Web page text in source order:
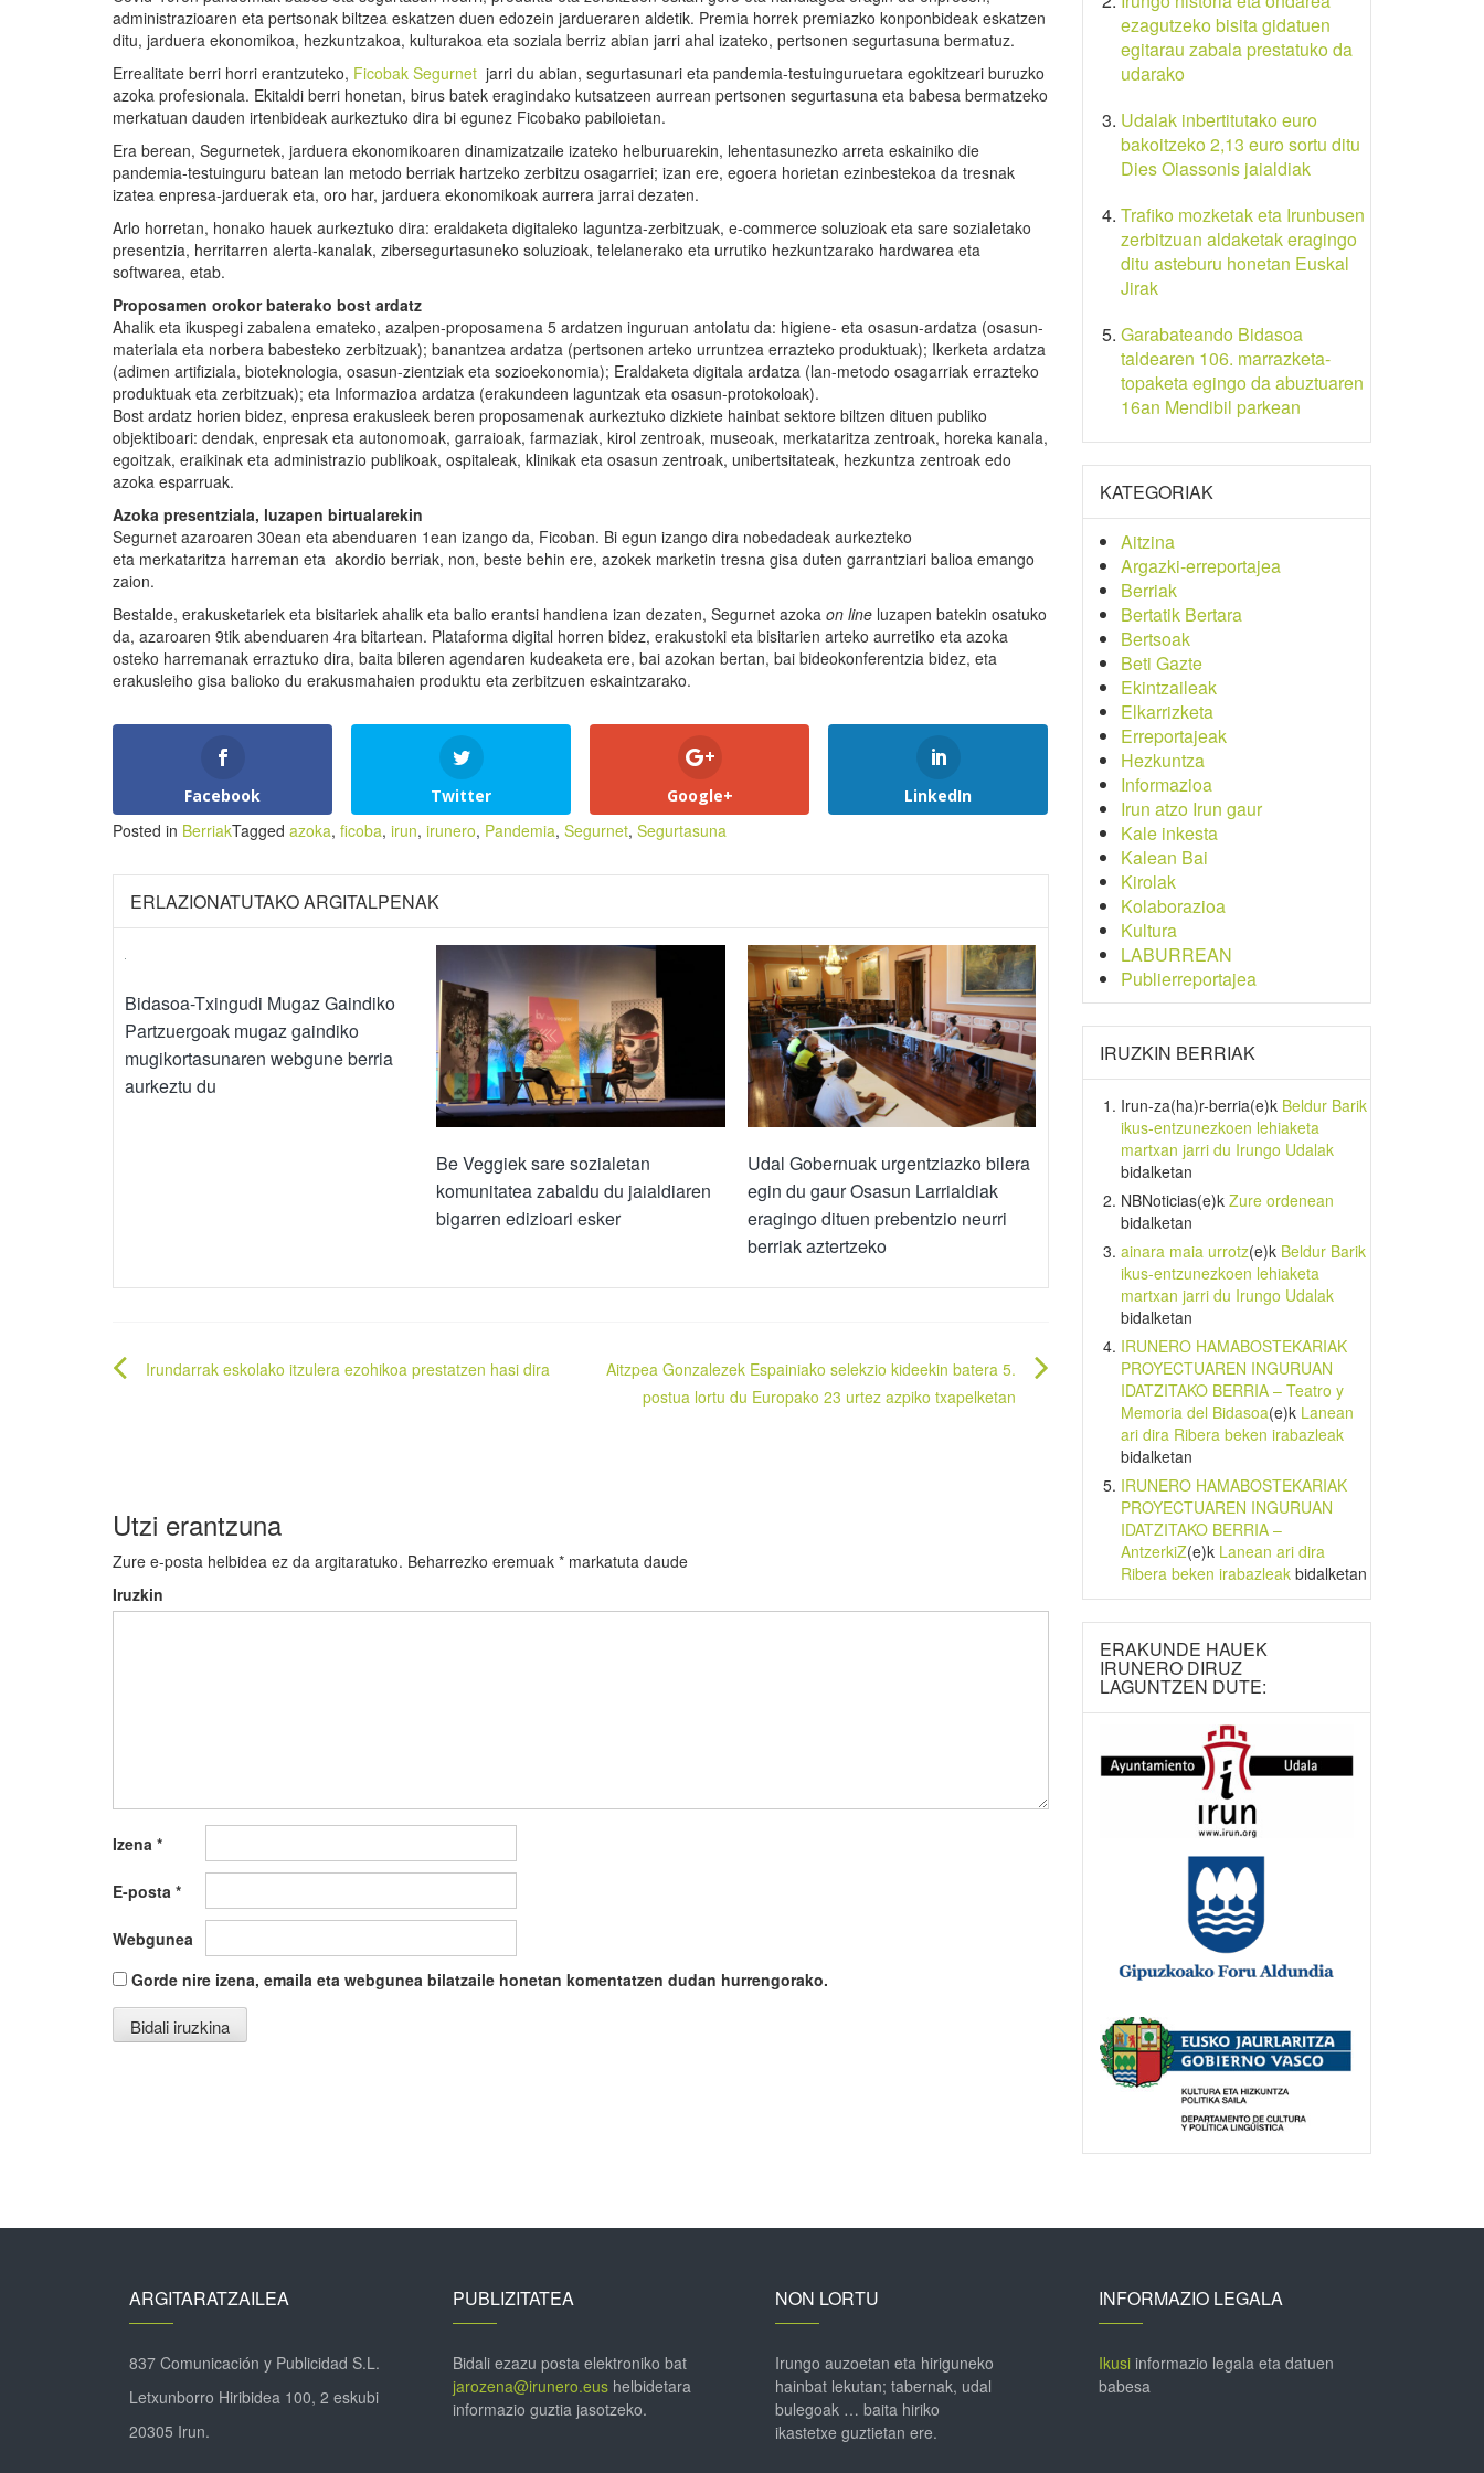
administrazioaren eta pertsonak biltzea eskatzen duen edozein jardueraren aldetik. Premia horrek premiazko konponbideak eskatzen
ditu, jarduera ekonomikoa, hezkuntzakoa, kulturakoa eta soziala berriz abian jarri ahal izateko, pertsonen segurtasuna bermatuz.
Errealitate berri horri erantzuteko, Ficobak Segurnet jarri du abian, segurtasunari eta pandemia-testuinguruetara egokitzeari buruzko
azoka profesionala. Ekitaldi berri honetan, birus batek eragindako kutsatzeen aurrean pertsonen segurtasuna eta babesa bermatzeko
merkatuan dauden irtenbideak aurkeztuko dira bi egunez Ficobako pabiloietan.
Era berean, Segurnetek, jarduera ekonomikoaren dinamizatzaile izateko helburuarekin, lehentasunezko arreta eskainiko die
pandemia-testuinguru batean lan metodo berriak hartzeko zerbitzu osagarriei; izan ere, egoera horietan ezinbestekoa da tresnak
izatea enpresa-jarduerak eta, oro har, jarduera ekonomikoak aurrera jarrai dezaten.
Arlo horretan, honako hauek aurkeztuko dira: eraldaketa digitaleko laguntza-zerbitzuak, e-commerce soluzioak eta sare sozialetako
presentzia, herritarren alerta-kanalak, zibersegurtasuneko soluzioak, telelanerako eta urrutiko hezkuntzarako hardwarea eta
softwarea, etab.
Proposamen orokor baterako bost ardatz
Ahalik eta ikuspegi zabalena emateko, azalpen-proposamena 5 ardatzen inguruan antolatu da: higiene- eta osasun-ardatza (osasun-
materiala eta norbera babesteko zerbitzuak); banantzea ardatza (pertsonen arteko urruntzea errazteko produktuak); Ikerketa ardatza
(adimen artifiziala, bioteknologia, osasun-zientziak eta sozioekonomia); Eraldaketa digitala ardatza (lan-metodo osagarriak errazteko
produktuak eta zerbitzuak); eta Informazioa ardatza (erakundeen laguntzak eta osasun-protokoloak).
Bost ardatz horien bidez, enpresa erakusleek beren proposamenak aurkeztuko dizkiete hainbat sektore biltzen dituen publiko
objektiboari: dendak, enpresak eta autonomoak, garraioak, farmaziak, kirol zentroak, museoak, merkataritza zentroak, horeka kanala,
egoitzak, eraikinak eta administrazio publikoak, ospitaleak, klinikak eta osasun zentroak, unibertsitateak, hezkuntza zentroak edo
azoka esparruak.
Azoka presentziala, luzapen birtualarekin
Segurnet azaroaren 30ean eta abenduaren 1ean izango da, Ficoban. Bi egun izango dira nobedadeak aurkezteko
eta merkataritza harreman eta akordio berriak, non, beste behin ere, azokek marketin tresna gisa duten garrantziari balioa emango
zaion.
Bestalde, erakusketariek eta bisitariek ahalik eta balio erantsi handiena izan dezaten, Segurnet azoka on line luzapen batekin osatuko
da, azaroaren 9tik abenduaren 4ra bitartean. Plataforma digital horren bidez, erakustoki eta bisitarien arteko aurretiko eta azoka
osteko harremanak erraztuko dira, baita bileren agendaren kudeaketa ere, bai azokan bertan, bai bideokonferentzia bidez, eta
erakusleiho gisa balioko du erakusmahaien produktu eta zerbitzuen eskaintzarako.
Facebook Twitter Google+ LinkedIn
Posted in BerriakTagged azoka, ficoba, irun, irunero, Pandemia, Segurnet, Segurtasuna
ERLAZIONATUTAKO ARGITALPENAK
Bidasoa-Txingudi Mugaz Gaindiko
Partzuergoak mugaz gaindiko
mugikortasunaren webgune berria
aurkeztu du
Be Veggiek sare sozialetan
komunitatea zabaldu du jaialdiaren
bigarren edizioari esker
Udal Gobernuak urgentziazko bilera
egin du gaur Osasun Larrialdiak
eragingo dituen prebentzio neurri
berriak aztertzeko
Bidalketetan
Irundarrak eskolako itzulera ezohikoa prestatzen hasi dira
Aitzpea Gonzalezek Espainiako selekzio kideekin batera 5.
postua lortu du Europako 23 urtez azpiko txapelketan
Utzi erantzuna
Zure e-posta helbidea ez da argitaratuko. Beharrezko eremuak * markatuta daude
Iruzkin
Izena *
E-posta *
Webgunea
Gorde nire izena, emaila eta webgunea bilatzaile honetan komentatzen dudan hurrengorako.
ezagutzeko bisita gidatuen
egitarau zabala prestatuko da
udarako
Udalak inbertitutako euro
bakoitzeko 2,13 euro sortu ditu
Dies Oiassonis jaialdiak
Trafiko mozketak eta Irunbusen
zerbitzuan aldaketak eragingo
ditu asteburu honetan Euskal
Jirak
Garabateando Bidasoa
taldearen 106. marrazketa-
topaketa egingo da abuztuaren
16an Mendibil parkean
KATEGORIAK
Aitzina
Argazki-erreportajea
Berriak
Bertatik Bertara
Bertsoak
Beti Gazte
Ekintzaileak
Elkarrizketa
Erreportajeak
Hezkuntza
Informazioa
Irun atzo Irun gaur
Kale inkesta
Kalean Bai
Kirolak
Kolaborazioa
Kultura
LABURREAN
Publierreportajea
IRUZKIN BERRIAK
Irun-za(ha)r-berria(e)k Beldur Barik
ikus-entzunezkoen lehiaketa
martxan jarri du Irungo Udalak
bidalketan
NBNoticias(e)k Zure ordenean
bidalketan
ainara maia urrotz(e)k Beldur Barik
ikus-entzunezkoen lehiaketa
martxan jarri du Irungo Udalak
bidalketan
IRUNERO HAMABOSTEKARIAK
PROYECTUAREN INGURUAN
IDATZITAKO BERRIA – Teatro y
Memoria del Bidasoa(e)k Lanean
ari dira Ribera beken irabazleak
bidalketan
IRUNERO HAMABOSTEKARIAK
PROYECTUAREN INGURUAN
IDATZITAKO BERRIA –
AntzerkiZ(e)k Lanean ari dira
Ribera beken irabazleakbidalketan
ERAKUNDE HAUEK
IRUNERO DIRUZ
LAGUNTZEN DUTE:
ARGITARATZAILEA
837 Comunicación y Publicidad S.L.
Letxunborro Hiribidea 100, 2 eskubi
20305 Irun.
PUBLIZITATEA
Bidali ezazu posta elektroniko bat
jarozena@irunero.eushelbidetara
informazio guztia jasotzeko.
NON LORTU
Irungo auzoetan eta hiriguneko
hainbat lekutan; tabernak, udal
bulegoak … baita hiriko
ikastetxe guztietan ere.
INFORMAZIO LEGALA
Ikusiinformazio legala eta datuen
babesa